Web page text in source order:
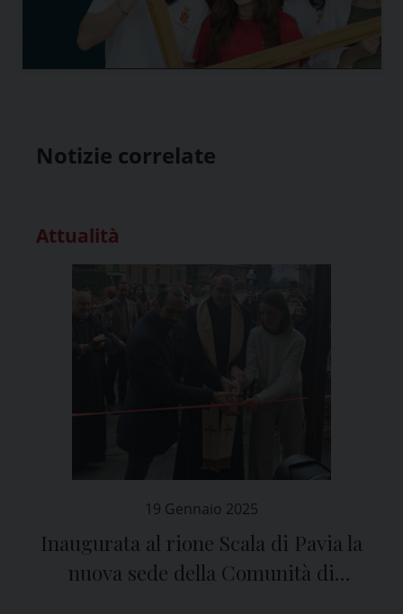
Notizie correlate
Attualità
19 Gennaio 2025
Inaugurata al rione Scala di Pavia la
nuova sede della Comunità di